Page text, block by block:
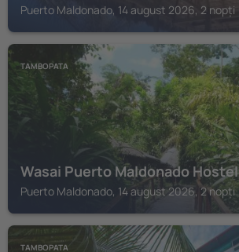
Puerto Maldonado, 14 august 2026, 2 nopți
TAMBOPATA
Wasai Puerto Maldonado Hostel
Puerto Maldonado, 14 august 2026, 2 nopți
TAMBOPATA